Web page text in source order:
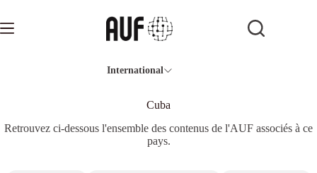
contenu
International
Cuba
Retrouvez ci-dessous l'ensemble des contenus de l'AUF associés à ce
pays.